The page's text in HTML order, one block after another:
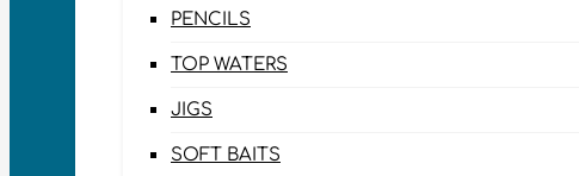
PENCILS
TOP WATERS
JIGS
SOFT BAITS